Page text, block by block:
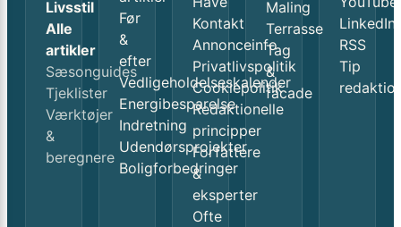
Livsstil
Alle
artikler
Sæsonguides
Tjeklister
Værktøjer
&
beregnere
Før
&
efter
Vedligeholdelseskalender
Energibesparelse
Indretning
Udendørsprojekter
Boligforbedringer
Kontakt
Annonceinfo
Privatlivspolitik
Cookiepolitik
Redaktionelle
principper
Forfattere
&
eksperter
Ofte
Maling
Terrasse
Tag
&
facade
LinkedIn
RSS
Tip